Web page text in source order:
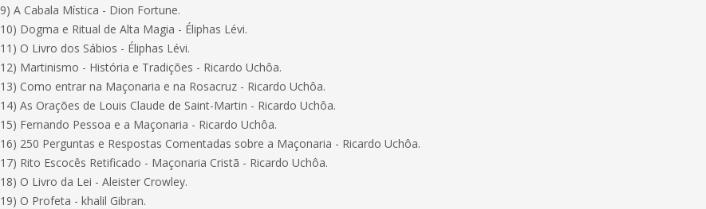
9) A Cabala Mística - Dion Fortune.
10) Dogma e Ritual de Alta Magia - Éliphas Lévi.
11) O Livro dos Sábios - Éliphas Lévi.
12) Martinismo - História e Tradições - Ricardo Uchôa.
13) Como entrar na Maçonaria e na Rosacruz - Ricardo Uchôa.
14) As Orações de Louis Claude de Saint-Martin - Ricardo Uchôa.
15) Fernando Pessoa e a Maçonaria - Ricardo Uchôa.
16) 250 Perguntas e Respostas Comentadas sobre a Maçonaria - Ricardo Uchôa.
17) Rito Escocês Retificado - Maçonaria Cristã - Ricardo Uchôa.
18) O Livro da Lei - Aleister Crowley.
19) O Profeta - khalil Gibran.